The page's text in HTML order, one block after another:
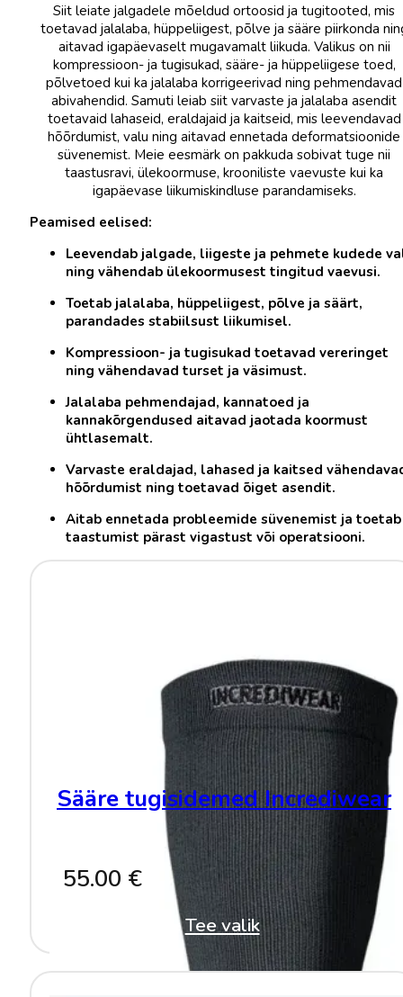
Siit leiate jalgadele mõeldud ortoosid ja tugitooted, mis
toetavad jalalaba, hüppeliigest, põlve ja sääre piirkonda
aitavad igapäevaselt mugavamalt liikuda. Valikus on nii
kompressioon- ja tugisukad, sääre- ja hüppeliigese toed,
põlvetoed kui ka jalalaba korrigeerivad ning pehmendavad
abivahendid. Samuti leiab siit varvaste ja jalalaba asendit
toetavaid lahaseid, eraldajaid ja kaitseid, mis leevendavad
hõõrdumist, valu ning aitavad ennetada deformatsioonide
süvenemist. Meie eesmärk on pakkuda sobivat tuge nii
taastusravi, ülekoormuse, krooniliste vaevuste kui ka
igapäevase liikumiskindluse parandamiseks.
Peamised eelised:
Leevendab jalgade, liigeste ja pehmete kudede
ning vähendab ülekoormusest tingitud vaevusi.
Toetab jalalaba, hüppeliigest, põlve ja säärt,
parandades stabiilsust liikumisel.
Kompressioon- ja tugisukad toetavad vereringet
ning vähendavad turset ja väsimust.
Jalalaba pehmendajad, kannatoed ja
kannakõrgendused aitavad jaotada koormust
ühtlasemalt.
Varvaste eraldajad, lahased ja kaitsed
hõõrdumist ning toetavad õiget asendit.
Aitab ennetada probleemide süvenemist ja toetab
taastumist pärast vigastust või operatsiooni.
Sääre tugisidemed Incrediwear
55.00 €
Tee valik
product